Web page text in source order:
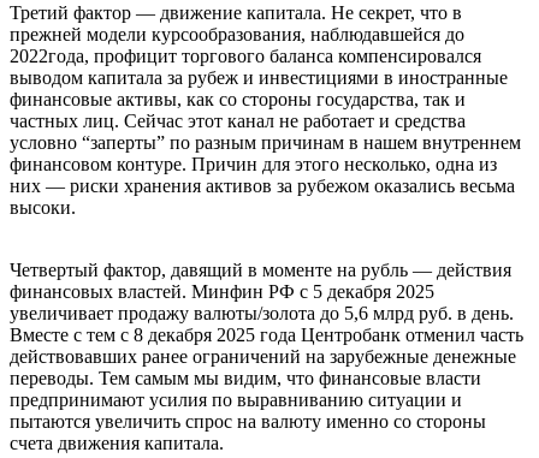
Третий фактор — движение капитала. Не секрет, что в
прежней модели курсообразования, наблюдавшейся до
2022года, профицит торгового баланса компенсировался
выводом капитала за рубеж и инвестициями в иностранные
финансовые активы, как со стороны государства, так и
частных лиц. Сейчас этот канал не работает и средства
условно “заперты” по разным причинам в нашем внутреннем
финансовом контуре. Причин для этого несколько, одна из
них — риски хранения активов за рубежом оказались весьма
высоки.
Четвертый фактор, давящий в моменте на рубль — действия
финансовых властей. Минфин РФ с 5 декабря 2025
увеличивает продажу валюты/золота до 5,6 млрд руб. в день.
Вместе с тем с 8 декабря 2025 года Центробанк отменил часть
действовавших ранее ограничений на зарубежные денежные
переводы. Тем самым мы видим, что финансовые власти
предпринимают усилия по выравниванию ситуации и
пытаются увеличить спрос на валюту именно со стороны
счета движения капитала.